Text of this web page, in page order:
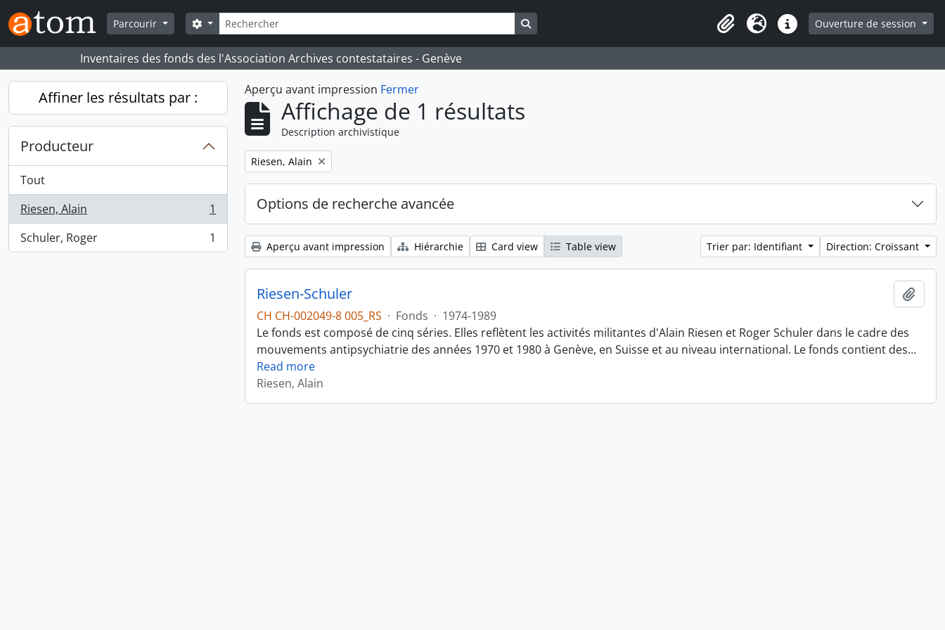
Skip to main content
Parcourir
Rechercher
Search options
Presse-papier
LangueLiens rapidesOuverture de session
Inventaires des fonds des l'Association Archives contestataires - Genève
Affiner les résultats par :
Producteur
Tout
Riesen, Alain
, 1 résultats
1
Schuler, Roger
, 1 résultats 1
Aperçu avant impression Fermer
Affichage de 1 résultats
Description archivistique
Remove filter:
Riesen, Alain
Options de recherche avancée
Aperçu avant impression Hiérarchie Card view Table view Trier par: Identifiant Direction: Croissant
Riesen-Schuler
CH CH-002049-8 005_RS · Fonds · 1974-1989
Le fonds est composé de cinq séries. Elles reflètent les activités militantes d'Alain Riesen et Roger Schuler dans le cadre des
mouvements antipsychiatrie des années 1970 et 1980 à Genève, en Suisse et au niveau international. Le fonds contient des…
Read more
Riesen, Alain